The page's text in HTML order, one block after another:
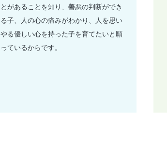
とがあることを知り、善悪の判断ができ
る子、人の心の痛みがわかり、人を思い
やる優しい心を持った子を育てたいと願
っているからです。